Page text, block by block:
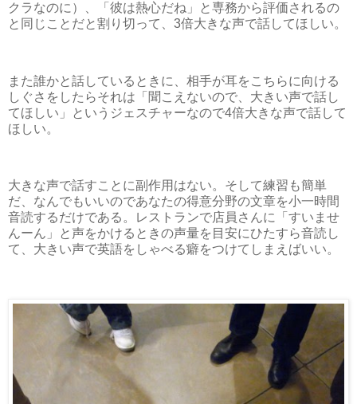
クラなのに）、「彼は熱心だね」と専務から評価されるの
と同じことだと割り切って、3倍大きな声で話してほしい。
また誰かと話しているときに、相手が耳をこちらに向ける
しぐさをしたらそれは「聞こえないので、大きい声で話し
てほしい」というジェスチャーなので4倍大きな声で話して
ほしい。
大きな声で話すことに副作用はない。そして練習も簡単
だ、なんでもいいのであなたの得意分野の文章を小一時間
音読するだけである。レストランで店員さんに「すいませ
んーん」と声をかけるときの声量を目安にひたすら音読し
て、大きい声で英語をしゃべる癖をつけてしまえばいい。